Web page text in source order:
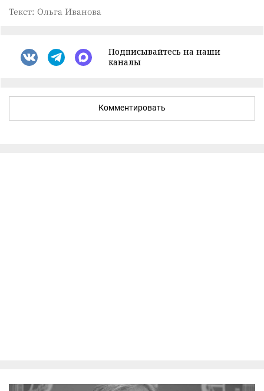
Текст: Ольга Иванова
Подписывайтесь на наши
каналы
Комментировать